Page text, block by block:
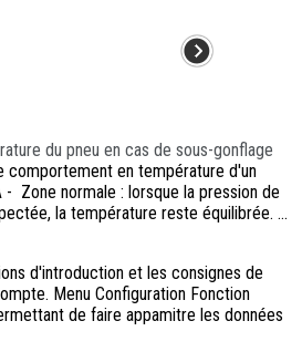
du pneu en cas de sous-gonflage
comportement en température d'un
- Zone normale : lorsque la pression de
la température reste équilibrée. ...
d'introduction et les consignes de
Menu Configuration Fonction
de faire appamitre les données